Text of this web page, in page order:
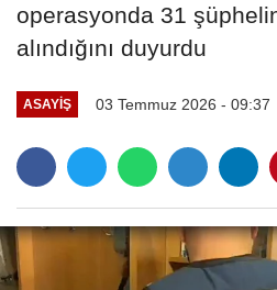
operasyonda 31
alındığını duyurdu
ASAYIŞ 03 Temmuz 2026 - 09:37